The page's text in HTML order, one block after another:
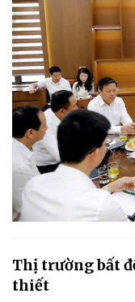
Thị trường bất
thiết